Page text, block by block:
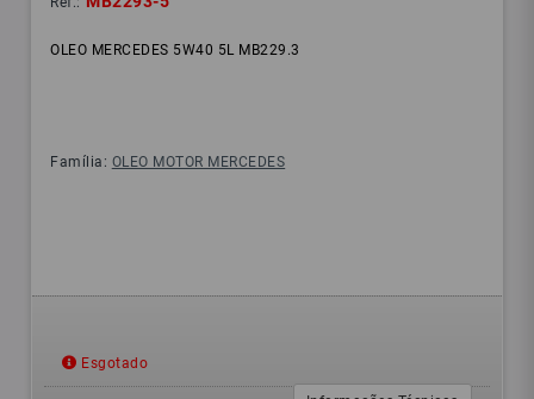
OLEO MERCEDES 5W40 5L MB229.3
Família: OLEO MOTOR MERCEDES
Esgotado